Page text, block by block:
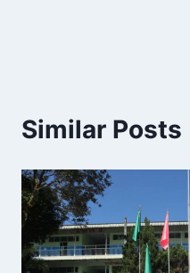
Similar Posts